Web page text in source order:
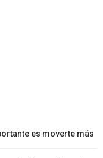
es moverte más